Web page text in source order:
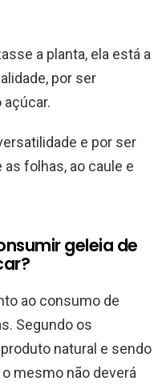
a planta, ela está a
por ser
e por ser
folhas, ao caule e
geleia de
ao consumo de
Segundo os
natural e sendo
mesmo não deverá